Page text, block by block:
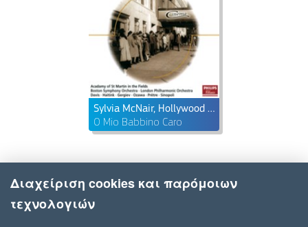
Sylvia McNair, Hollywood Bowl Orchestra & John Mauceri
O Mio Babbino Caro
Διαχείριση cookies και παρόμοιων
τεχνολογιών